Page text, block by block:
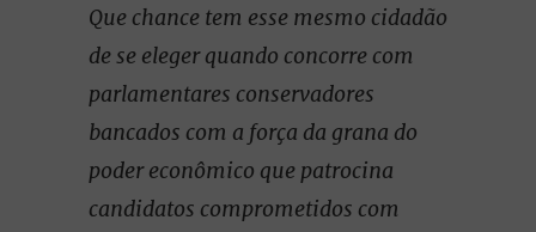
Que chance tem esse mesmo cidadão
de se eleger quando concorre com
parlamentares conservadores
bancados com a força da grana do
poder econômico que patrocina
candidatos comprometidos com